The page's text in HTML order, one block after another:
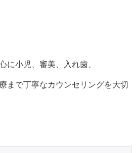
に小児、審美、入れ歯、
まで丁寧なカウンセリングを大切